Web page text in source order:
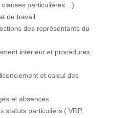
clauses particulières…)
de travail
des représentants du
intérieur et procédures
et calcul des
et absences
statuts particuliers ( VRP,